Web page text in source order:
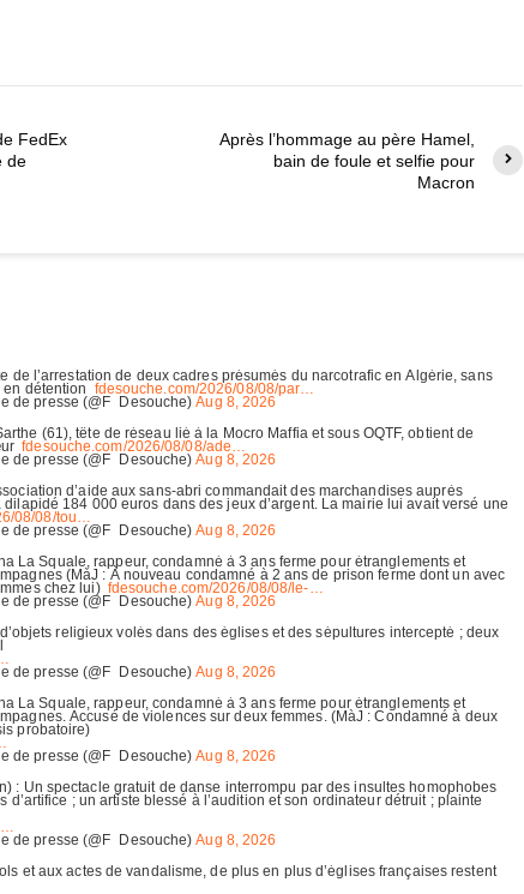
FedEx
de
Après l’hommage au père Hamel,
bain de foule et selfie pour
Macron